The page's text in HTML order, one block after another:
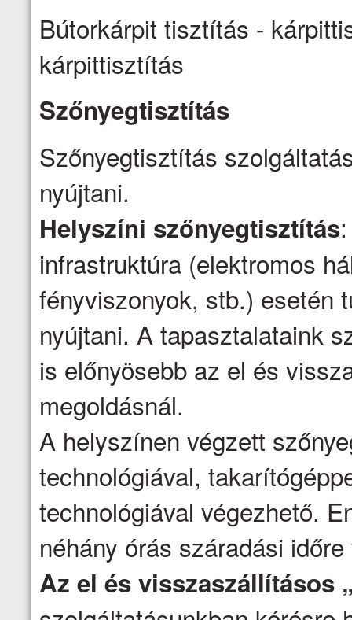
Bútorkárpit tisztítás -
kárpittisztítás
Szőnyegtisztítás
Szőnyegtisztítás
nyújtani.
Helyszíni szőnyegtisztítás
infrastruktúra (elektromos
fényviszonyok, stb.) esetén
nyújtani. A tapasztalataink
is előnyösebb az el és
megoldásnál.
A helyszínen végzett
technológiával,
technológiával végezhető.
néhány órás száradási
Az el és visszaszállításos